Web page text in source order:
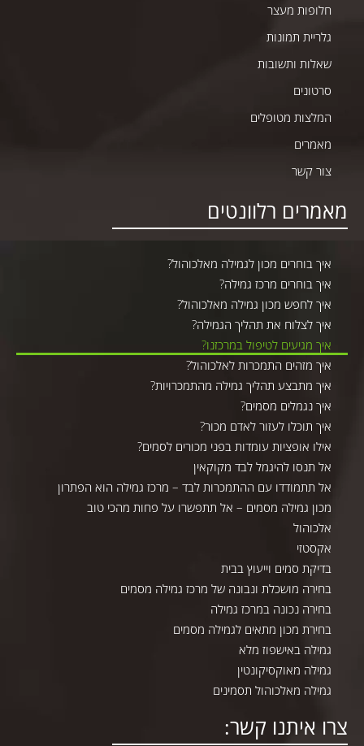
חלופות מעצר
גלריית תמונות
שאלות ותשובות
סרטונים
המלצות מטופלים
מאמרים
צור קשר
מאמרים רלוונטים
איך בוחרים מכון לגמילה מאלכוהול?
איך בוחרים מרכז גמילה?
איך לחפש מכון גמילה מאלכוהול?
איך לצלוח את תהליך הגמילה?
איך מגיעים לטיפול במרכזנו?
איך מזהים התמכרות לאלכוהול?
איך מתבצע תהליך גמילה מהתמכרויות?
איך נגמלים מסמים?
איך תוכלו לעזור לאדם מכור?
אילו אופציות עומדות בפני מכורים לסמים?
אל תנסו להיגמל לבד מקוקאין
אל תתמודדו עם ההתמכרות לבד – מרכז גמילה הוא הפתרון
מכון גמילה מסמים – אל תתפשרו על פחות מהכי טוב
אלכוהול
אקסטזי
בדיקת סמים וייעוץ בבית
בחירה מושכלת ונבונה של מרכז גמילה מסמים
בחירה נכונה במרכז גמילה
בחירת מכון מתאים לגמילה מסמים
גמילה באישפוז מלא
גמילה מאוקסיקונטין
גמילה מאלכוהול תסמינים
צרו איתנו קשר: